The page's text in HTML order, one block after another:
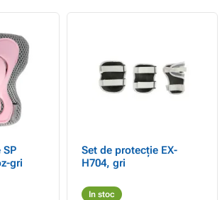
gri
Set de protecție EX-
H704, gri
In stoc